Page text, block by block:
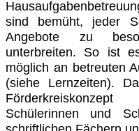
sind bemüht, jeder
Angebote zu
unterbreiten. So ist
möglich an betreuten
(siehe Lernzeiten).
Schülerinnen und